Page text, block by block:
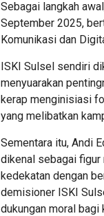
Sebagai langkah
September 2025,
Komunikasi dan
ISKI Sulsel sendiri
menyuarakan
kerap menginisiasi
yang melibatkan
Sementara itu, Andi
dikenal sebagai figur
kedekatan dengan
demisioner ISKI
dukungan moral bagi